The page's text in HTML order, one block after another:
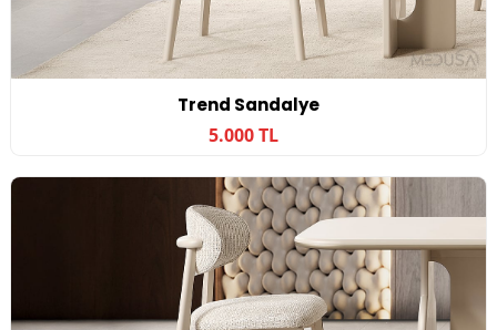
Trend Sandalye
5.000 TL